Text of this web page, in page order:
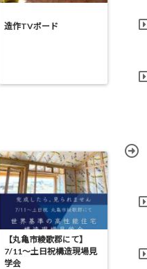
造作TVボード
【丸亀市綾歌郡にて】
7/11～土日祝構造現場見
学会